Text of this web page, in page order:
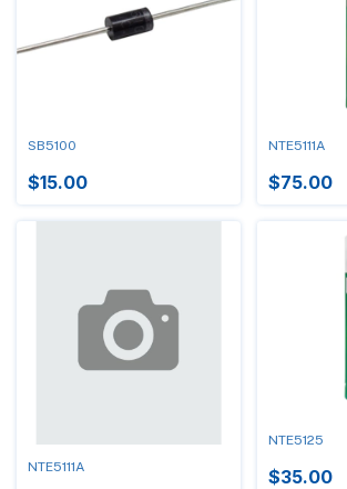
SB5100
$15.00
NTE5111A
$75.00
NTE5111A
NTE5125
$35.00